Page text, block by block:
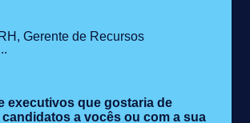
Gerente de Recursos
executivos que gostaria de
a vocês ou com a sua